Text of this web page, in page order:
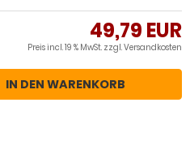
49,79 EUR
Preis incl. 19 % MwSt. zzgl.Versandkosten
IN DEN WARENKORB